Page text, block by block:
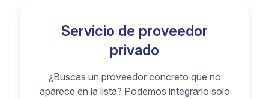
Servicio de proveedor
privado
¿Buscas un proveedor concreto que no
aparece en la lista? Podemos integrarlo solo